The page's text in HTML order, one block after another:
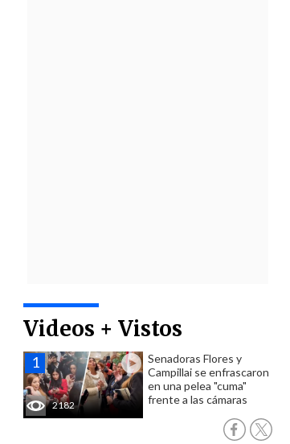
Videos + Vistos
2182
Senadoras Flores y
Campillai se enfrascaron
en una pelea "cuma"
frente a las cámaras